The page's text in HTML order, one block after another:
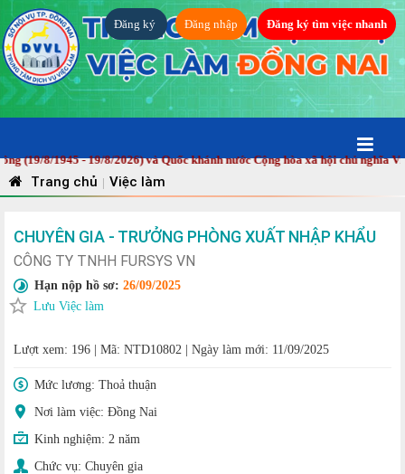
Đăng ký Đăng nhập Đăng ký tìm việc nhanh
1945 - 19/8/2026) và Quốc khánh nước Cộng hòa xã hội chủ nghĩa Việt
Trang chủ | Việc làm
CHUYÊN GIA - TRƯỞNG PHÒNG XUẤT NHẬP KHẨU
CÔNG TY TNHH FURSYS VN
Hạn nộp hồ sơ: 26/09/2025
Lưu Việc làm
Lượt xem: 196 Mã: NTD10802 Ngày làm mới: 11/09/2025
Mức lương: Thoả thuận
Nơi làm việc: Đồng Nai
Kinh nghiệm: 2 năm
Chức vụ: Chuyên gia